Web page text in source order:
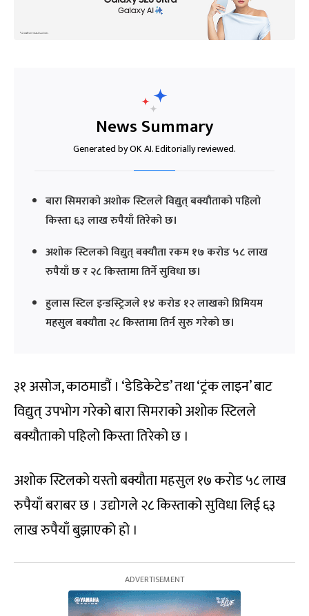
News Summary
Generated by OK AI. Editorially reviewed.
बारा सिमराको अशोक स्टिलले विद्युत् बक्यौताको पहिलो
किस्ता ६३ लाख रुपैयाँ तिरेको छ।
अशोक स्टिलको विद्युत् बक्यौता रकम १७ करोड ५८ लाख
रुपैयाँ छ र २८ किस्तामा तिर्ने सुविधा छ।
हुलास स्टिल इन्डस्ट्रिजले १४ करोड १२ लाखको प्रिमियम
महसुल बक्यौता २८ किस्तामा तिर्न सुरु गरेको छ।
३१ असोज, काठमाडौं । ‘डेडिकेटेड’ तथा ‘ट्रंक लाइन’ बाट
विद्युत् उपभोग गरेको बारा सिमराको अशोक स्टिलले
बक्यौताको पहिलो किस्ता तिरेको छ ।
अशोक स्टिलको यस्तो बक्यौता महसुल १७ करोड ५८ लाख
रुपैयाँ बराबर छ । उद्योगले २८ किस्ताको सुविधा लिई ६३
लाख रुपैयाँ बुझाएको हो ।